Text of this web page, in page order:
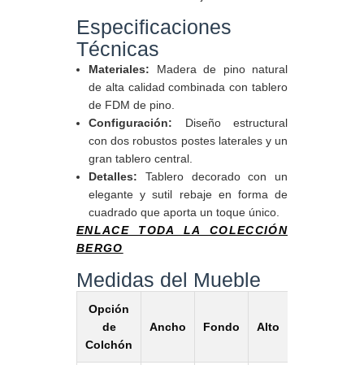
Especificaciones
Técnicas
Materiales: Madera de pino natural
de alta calidad combinada con tablero
de FDM de pino.
Configuración: Diseño estructural
con dos robustos postes laterales y un
gran tablero central.
Detalles: Tablero decorado con un
elegante y sutil rebaje en forma de
cuadrado que aporta un toque único.
ENLACE TODA LA COLECCIÓN
BERGO
Medidas del Mueble
Opción
de
Colchón
Ancho Fondo Alto